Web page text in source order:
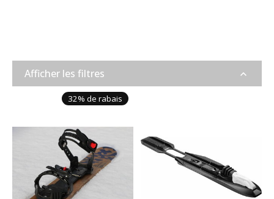
Afficher les filtres
32% de rabais